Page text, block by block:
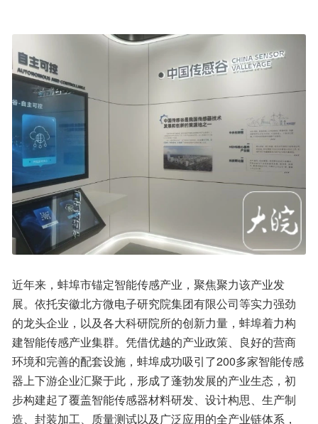
近年来，蚌埠市锚定智能传感产业，聚焦聚力该产业发
展。依托安徽北方微电子研究院集团有限公司等实力强劲
的龙头企业，以及各大科研院所的创新力量，蚌埠着力构
建智能传感产业集群。凭借优越的产业政策、良好的营商
环境和完善的配套设施，蚌埠成功吸引了200多家智能传感
器上下游企业汇聚于此，形成了蓬勃发展的产业生态，初
步构建起了覆盖智能传感器材料研发、设计构思、生产制
造、封装加工、质量测试以及广泛应用的全产业链体系，